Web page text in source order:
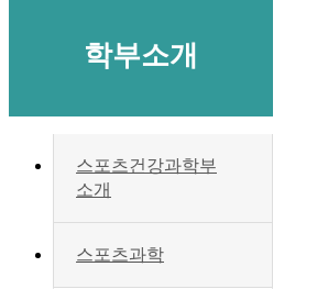
학부소개
스포츠건강과학부
소개
스포츠과학